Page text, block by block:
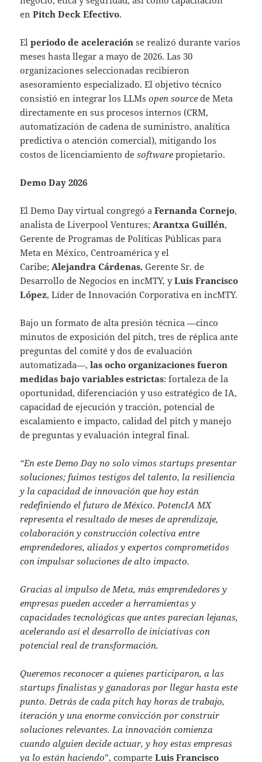
enPitch Deck Efectivo.
El periodo de aceleración se realizó durante varios
meses hasta llegar a mayo de 2026. Las 30
organizaciones seleccionadas recibieron
asesoramiento especializado. El objetivo técnico
consistió en integrar los LLMsopen source de Meta
directamente en sus procesos internos (CRM,
automatización de cadena de suministro, analítica
predictiva o atención comercial), mitigando los
costos de licenciamiento de software propietario.
Demo Day 2026
El Demo Day virtual congregó a Fernanda Cornejo,
analista de Liverpool Ventures; Arantxa Guillén,
Gerente de Programas de Políticas Públicas para
Meta en México, Centroamérica y el
Caribe; Alejandra Cárdenas, Gerente Sr. de
Desarrollo de Negocios en incMTY, yLuis Francisco
López, Líder de Innovación Corporativa en incMTY.
Bajo un formato de alta presión técnica —cinco
minutos de exposición del pitch, tres de réplica ante
preguntas del comité y dos de evaluación
automatizada—,las ocho organizaciones fueron
medidas bajo variables estrictas: fortaleza de la
oportunidad, diferenciación y uso estratégico de IA,
capacidad de ejecución y tracción, potencial de
escalamiento e impacto, calidad del pitch y manejo
de preguntas y evaluación integral final.
“En este Demo Day no solo vimos startups presentar
soluciones; fuimos testigos del talento, la resiliencia
y la capacidad de innovación que hoy están
redefiniendo el futuro de México. PotencIA MX
representa el resultado de meses de aprendizaje,
colaboración y construcción colectiva entre
emprendedores, aliados y expertos comprometidos
con impulsar soluciones de alto impacto.
Gracias al impulso de Meta, más emprendedores y
empresas pueden acceder a herramientas y
capacidades tecnológicas que antes parecían lejanas,
acelerando así el desarrollo de iniciativas con
potencial real de transformación.
Queremos reconocer a quienes participaron, a las
startups finalistas y ganadoras por llegar hasta este
punto. Detrás de cada pitch hay horas de trabajo,
iteración y una enorme convicción por construir
soluciones relevantes. La innovación comienza
cuando alguien decide actuar, y hoy estas empresas
ya lo están haciendo”, comparteLuis Francisco